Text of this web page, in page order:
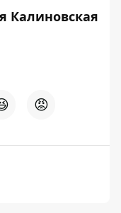
Калиновская
😡